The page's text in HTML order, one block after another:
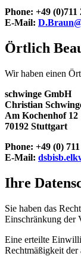
Phone: +49 (0)711
E-Mail:
Örtlich
Wir haben einen
schwinge GmbH
Christian
Am Kochenhof 12
70192 Stuttgart
Phone: +49 (0)
E-Mail:
Ihre
Sie haben das
Einschränkung der
Eine erteilte
Rechtmäßigkeit